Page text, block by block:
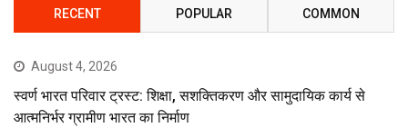
RECENT POPULAR COMMON
August 4, 2026
स्वर्ण भारत परिवार ट्रस्ट: शिक्षा, सशक्तिकरण और सामुदायिक कार्य से
आत्मनिर्भर ग्रामीण भारत का निर्माण